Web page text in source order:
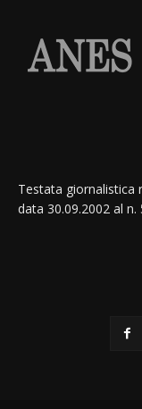
Testata giornalistica
data 30.09.2002 al n.